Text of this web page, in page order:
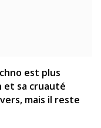
est plus
et sa cruauté
mais il reste